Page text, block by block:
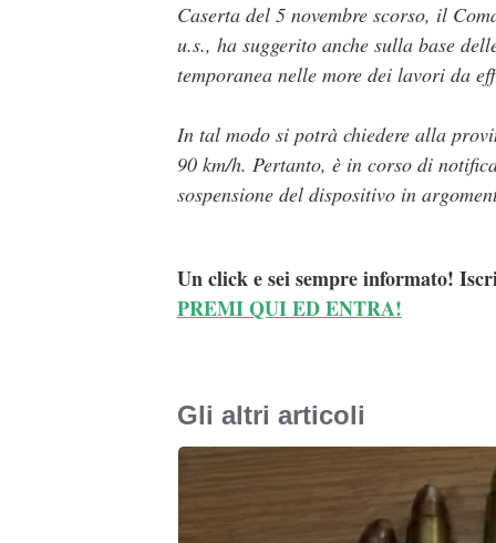
Caserta del 5 novembre scorso, il
u.s., ha suggerito anche sulla base
temporanea nelle more dei lavori da
In tal modo si potrà chiedere alla
90 km/h. Pertanto, è in corso di
sospensione del dispositivo in
Un click e sei sempre informato!
PREMI QUI ED ENTRA!
Gli altri articoli